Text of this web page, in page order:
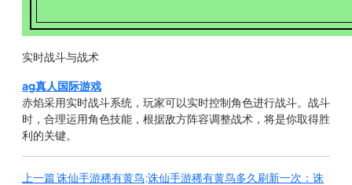
实时战斗与战术
ag真人国际游戏
赤焰采用实时战斗系统，玩家可以实时控制角色进行战斗。战斗
时，合理运用角色技能，根据敌方阵容调整战术，将是你取得胜
利的关键。
上一篇诛仙手游稀有黄鸟;诛仙手游稀有黄鸟多久刷新一次：诛